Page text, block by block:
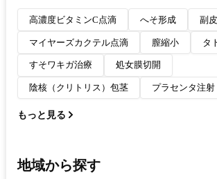
高濃度ビタミンC点滴 へそ形成 副
マイヤーズカクテル点滴 膣縮小 タ
すそワキガ治療 処女膜切開
陰核（クリトリス）包茎 プラセンタ注射
もっと見る
地域から探す